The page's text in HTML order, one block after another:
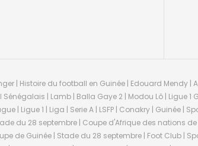
| Histoire du football en Guinée | Edouard Mendy |
| Lamb | Balla Gaye 2 | Modou Lô | Ligue 1
| Ligue 1 | Liga | Serie A | LSFP | Conakry | Guinée |
du 28 septembre | Coupe d'Afrique des nations
de Guinée | Stade du 28 septembre | Foot Club |